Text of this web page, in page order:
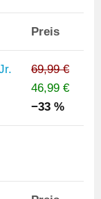
Preis
69,99 €
46,99 €
−33 %